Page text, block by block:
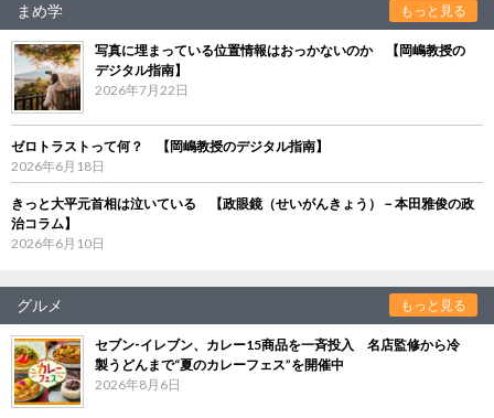
まめ学 もっと見る
写真に埋まっている位置情報はおっかないのか 【岡嶋教授の
デジタル指南】
2026年7月22日
ゼロトラストって何？ 【岡嶋教授のデジタル指南】
2026年6月18日
きっと大平元首相は泣いている 【政眼鏡（せいがんきょう）－本田雅俊の政
治コラム】
2026年6月10日
グルメ もっと見る
セブン‐イレブン、カレー15商品を一斉投入 名店監修から冷
製うどんまで“夏のカレーフェス”を開催中
2026年8月6日